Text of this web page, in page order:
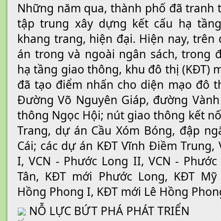
Những năm qua, thành phố đã tranh
tập trung xây dựng kết cấu hạ
khang trang, hiện đại. Hiện nay, trên
án trong và ngoài ngân sách, trong
hạ tầng giao thông, khu đô thị (KĐT)
đã tạo điểm nhấn cho diện mạo đô
Đường Võ Nguyên Giáp, đường
thông Ngọc Hội; nút giao thông kết
Trang, dự án Cầu Xóm Bóng, đập
Cái; các dự án KĐT Vĩnh Điềm Trung,
I, VCN - Phước Long II, VCN -
Tân, KĐT mới Phước Long, KĐT
Hồng Phong I, KĐT mới Lê Hồng
NỖ LỰC BỨT PHÁ PHÁT TRIỂN